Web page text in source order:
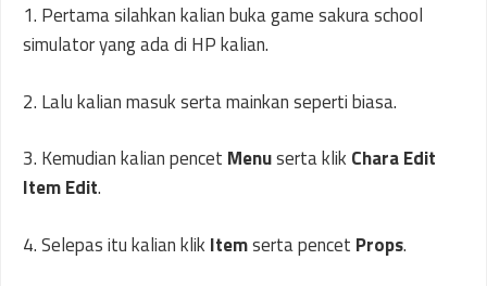
1. Pertama silahkan kalian buka game sakura school
simulator yang ada di HP kalian.
2. Lalu kalian masuk serta mainkan seperti biasa.
3. Kemudian kalian pencet Menuserta klik Chara Edit
Item Edit.
4. Selepas itu kalian klik Itemserta pencet Props.